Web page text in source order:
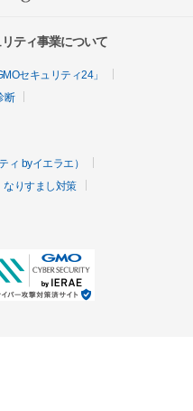
ティ事業について
セキュリティ24」
断
ィ byイエラエ）
なりすまし対策